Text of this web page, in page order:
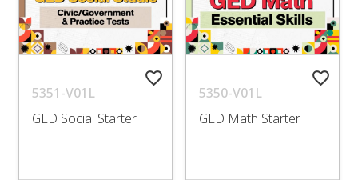
favorite_border
5351-V01L
GED Social Starter
favorite_border
5350-V01L
GED Math Starter